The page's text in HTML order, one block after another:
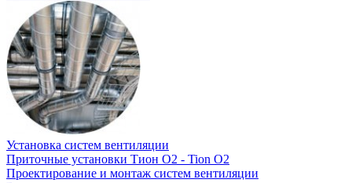
Установка систем вентиляции
Приточные установки Тион O2 - Tion O2
Проектирование и монтаж систем вентиляции